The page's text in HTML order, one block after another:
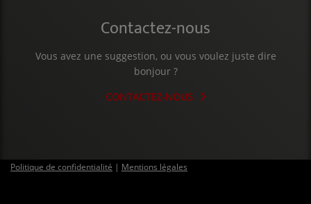
Contactez-nous
Vous avez une suggestion, ou vous voulez juste dire
bonjour ?
CONTACTEZ-NOUS
Politique de confidentialité | Mentions légales